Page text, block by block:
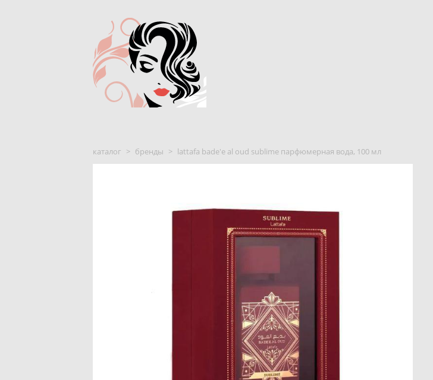
каталог > бренды > lattafa bade'e al oud sublime парфюмерная вода, 100 мл